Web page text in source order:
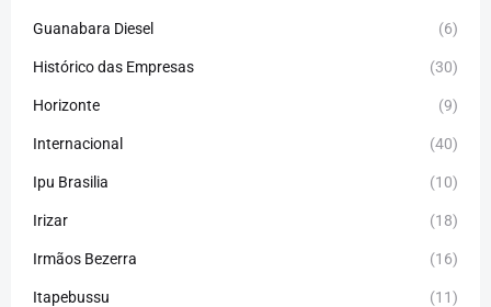
Guanabara Diesel (6)
Histórico das Empresas (30)
Horizonte (9)
Internacional (40)
Ipu Brasilia (10)
Irizar (18)
Irmãos Bezerra (16)
Itapebussu (11)